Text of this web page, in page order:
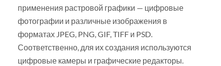
применения растровой графики — цифровые
фотографии и различные изображения в
форматах JPEG, PNG, GIF, TIFF и PSD.
Соответственно, для их создания используются
цифровые камеры и графические редакторы.